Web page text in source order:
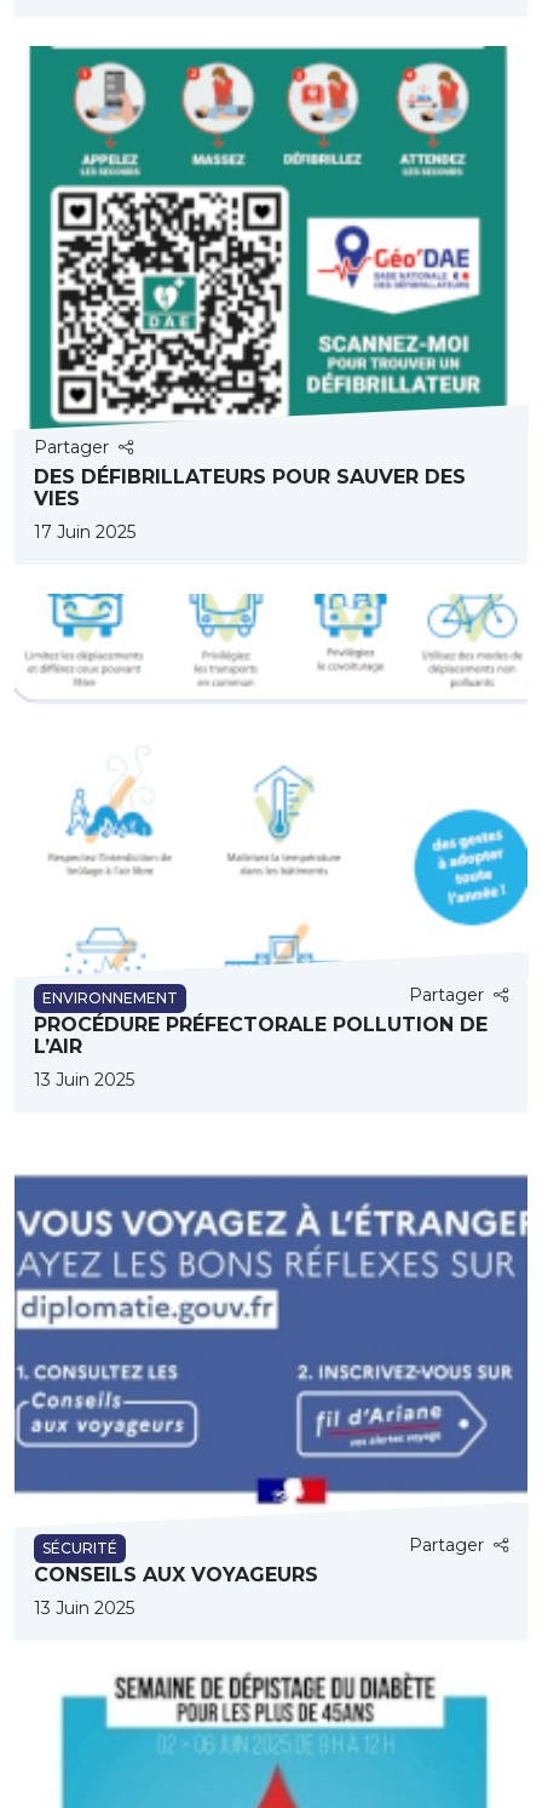
Partager
DES DÉFIBRILLATEURS POUR SAUVER DES
VIES
17 Juin 2025
ENVIRONNEMENT Partager
PROCÉDURE PRÉFECTORALE POLLUTION DE
L’AIR
13 Juin 2025
SÉCURITÉ Partager
CONSEILS AUX VOYAGEURS
13 Juin 2025